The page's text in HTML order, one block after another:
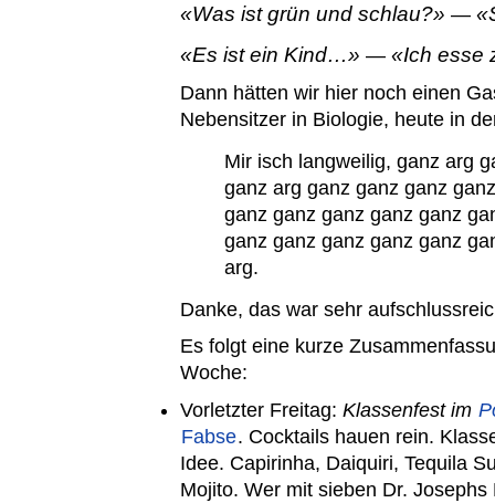
Was ist grün und schlau?
—
Es ist ein Kind…
— Ich esse
Dann hätten wir hier noch einen
Nebensitzer in Biologie, heute in
Mir isch langweilig, ganz arg
ganz arg ganz ganz ganz
ganz ganz ganz ganz ganz
ganz ganz ganz ganz ganz
arg.
Danke, das war sehr
Es folgt eine kurze
Woche:
Vorletzter Freitag:Klassenfest im
Fabse. Cocktails hauen rein.
Idee. Capirinha, Daiquiri, Tequila
Mojito. Wer mit sieben Dr.